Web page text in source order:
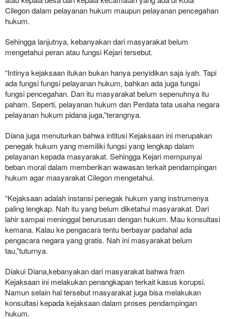
Cilegon dalam pelayanan hukum maupun pelayanan pencegahan
hukum.
Sehingga lanjutnya, kebanyakan dari masyarakat belum
mengetahui peran atau fungsi Kejari tersebut.
“Intinya kejaksaan itukan bukan hanya penyidikan saja iyah. Tapi
ada fungsi fungsi pelayanan hukum, bahkan ada juga fungsi
fungsi pencegahan. Dan itu masyarakat belum sepenuhnya itu
paham. Seperti, pelayanan hukum dan Perdata tata usaha negara
pelayanan hukum pidana juga,”terangnya.
Diana juga menuturkan bahwa intitusi Kejaksaan ini merupakan
penegak hukum yang memiliki fungsi yang lengkap dalam
pelayanan kepada masyarakat. Sehingga Kejari mempunyai
beban moral dalam memberikan wawasan terkait pendampingan
hukum agar masyarakat Cilegon mengetahui.
“Kejaksaan adalah instansi penegak hukum yang instrumenya
paling lengkap. Nah itu yang belum diketahui masyarakat. Dari
lahir sampai meninggal berurusan dengan hukum. Mau konsultasi
kemana. Kalau ke pengacara tentu berbayar padahal ada
pengacara negara yang gratis. Nah ini masyarakat belum
tau,”tuturnya.
Diakui Diana,kebanyakan dari masyarakat bahwa fram
Kejaksaan ini melakukan penangkapan terkait kasus korupsi.
Namun selain hal tersebut masyarakat juga bisa melakukan
konsultasi kepada kejaksaan dalam proses pendampingan
hukum.